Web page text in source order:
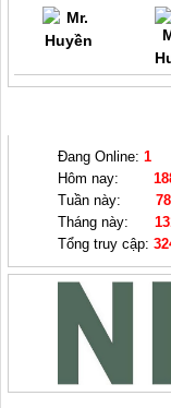
Đang Online: 1
Hôm nay:
Tuần này:
Tháng này:
Tổng truy cập: